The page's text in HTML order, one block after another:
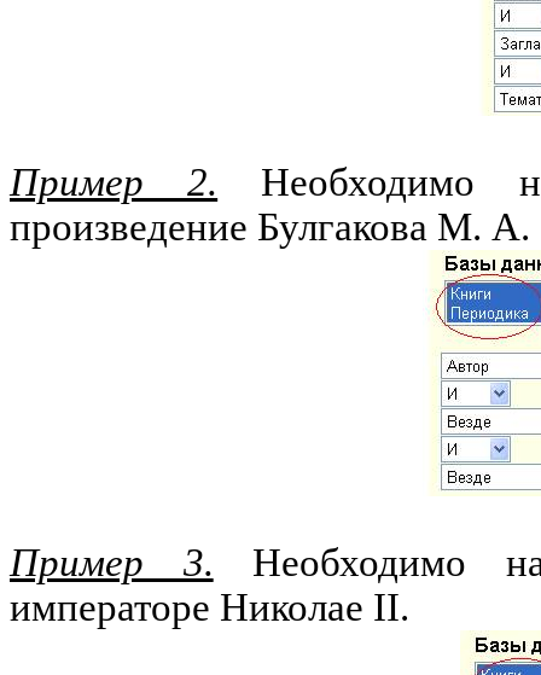
Пример 2. Необходимо
произведение Булгакова М.
Пример 3. Необходимо
императоре Николае II.